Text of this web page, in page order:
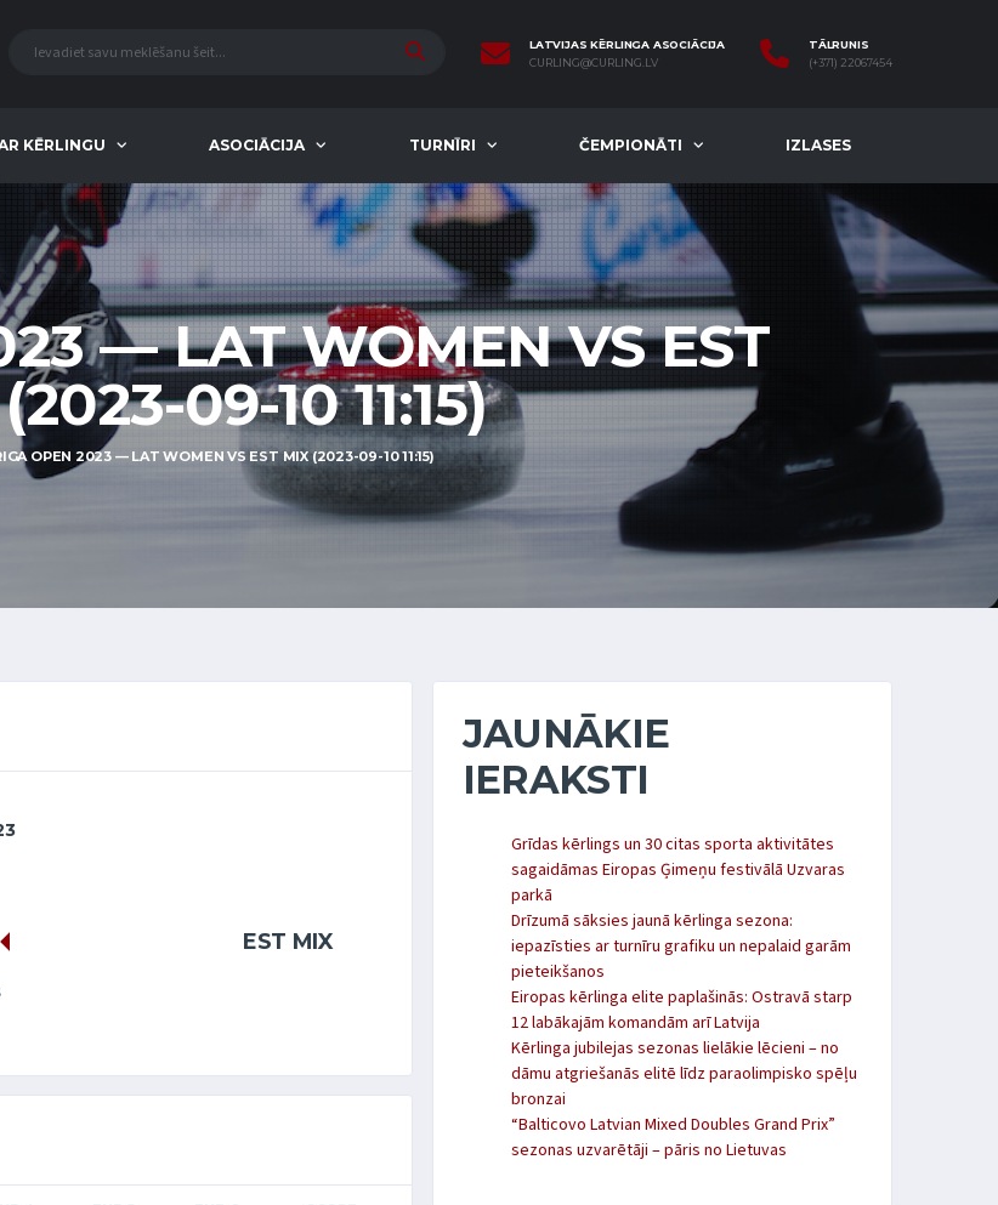
LATVIJAS KĒRLINGA ASOCIĀCIJA
CURLING@CURLING.LV
TĀLRUNIS
(+371) 22067454
KĒRLINGU ASOCIĀCIJA TURNĪRI ČEMPIONĀTI IZLASES
— LAT WOMEN VS EST
09-10 11:15)
OPEN 2023 — LAT WOMEN VS EST MIX (2023-09-10 11:15)
EST MIX
JAUNĀKIE
IERAKSTI
Grīdas kērlings un 30 citas sporta aktivitātes
sagaidāmas Eiropas Ģimeņu festivālā Uzvaras
parkā
Drīzumā sāksies jaunā kērlinga sezona:
iepazīsties ar turnīru grafiku un nepalaid garām
pieteikšanos
Eiropas kērlinga elite paplašinās: Ostravā starp
12 labākajām komandām arī Latvija
Kērlinga jubilejas sezonas lielākie lēcieni – no
dāmu atgriešanās elitē līdz paraolimpisko spēļu
bronzai
“Balticovo Latvian Mixed Doubles Grand Prix”
sezonas uzvarētāji – pāris no Lietuvas